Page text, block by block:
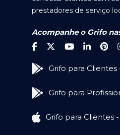
prestadores de serviço
Acompanhe o Grifo
Grifo para Clientes
Grifo para
Grifo para Clientes -